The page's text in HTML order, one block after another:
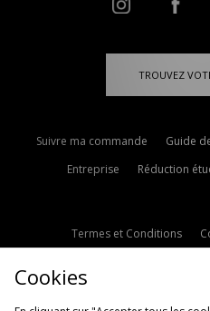
TROUVEZ
Suivre ma commande Guide
Entreprise
Réduction
Termes et Conditions
Politique d'avis en ligne
Cookies